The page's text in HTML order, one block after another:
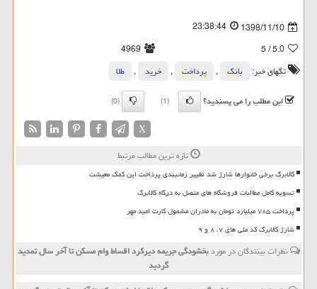
1398/11/10
23:38:44
5.0
/ 5
4969
تگهای خبر:
بانك , پرداخت , خرید ,
طلا
این مطلب را می پسندید؟
(1)
(0)
X
تازه ترین مطالب مرتبط
کالابرگ برخی خانوارها شارژ شد تغییر زمانبندی پرداخت این کمک معیشت
تسویه کامل مطالبات فروشگاه های متصل به درگاه کالابرگ
پرداخت ۷۸۵ میلیارد تومان به مادران مشمول کارت امید مهر
شارژ کالابرگ کد ملی های ۷، ۸ و ۹
نظرات بینندگان در موردبخشودگی جریمه دیركرد اقساط وام مسكن تا آخر سال تمدید
گردید